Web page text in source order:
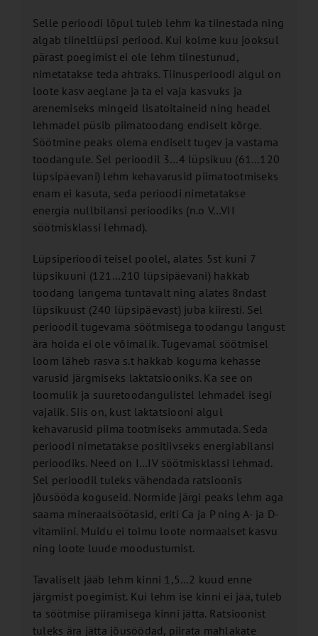
Selle perioodi lõpul tuleb lehm ka tiinestada ning
algab tiineltlüpsi periood. Kui kolme kuu jooksul
pärast poegimist ei ole lehm tiinestunud,
nimetatakse teda ahtraks. Tiinusperioodi algul on
loote kasv aeglane ja ta ei vaja kasvuks ja
arenemiseks mingeid lisatoitaineid ning headel
lehmadel püsib piimatoodang endiselt kõrge.
Söötmine peaks olema endiselt tugev ja vastama
toodangule. Sel perioodil 3…4 lüpsikuu (61…120
lüpsipäevani) lehm kehavarusid piimatootmiseks
enam ei kasuta, seda perioodi nimetatakse
energia nullbilansi perioodiks (n.o V…VII
söötmisklassi lehmad).
Lüpsiperioodi teisel poolel, alates 5st kuni 7
lüpsikuuni (121…210 lüpsipäevani) hakkab
toodang langema tuntavalt ning alates 8ndast
lüpsikuust (240 lüpsipäevast) juba kiiresti. Sel
perioodil tugevama söötmisega toodangu langust
ära hoida ei ole võimalik. Tugevamal söötmisel
loom läheb rasva s.t hakkab koguma kehasse
varusid järgmiseks laktatsiooniks. Ka see on
loomulik ja suuretoodangulistel lehmadel isegi
vajalik. Siis on, kust laktatsiooni algul
kehavarusid piima tootmiseks ammutada. Seda
perioodi nimetatakse positiivseks energiabilansi
perioodiks. Need on I…IV söötmisklassi lehmad.
Sel perioodil tuleks vähendada ratsioonis
jõusööda koguseid. Normide järgi peaks lehm aga
saama mineraalsöötasid, eriti Ca ja P ning A- ja D-
vitamiini. Muidu ei toimu loote normaalset kasvu
ning loote luude moodustumist.
Tavaliselt jääb lehm kinni 1,5…2 kuud enne
järgmist poegimist. Kui lehm ise kinni ei jää, tuleb
ta söötmise piiramisega kinni jätta. Ratsioonist
tuleks ära jätta jõusöödad, piirata mahlakate